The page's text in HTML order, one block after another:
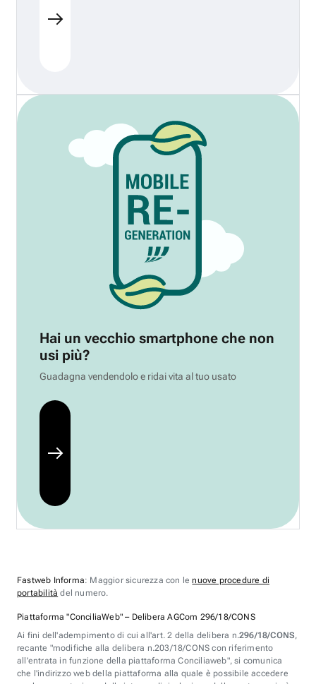
Hai un vecchio smartphone che non
usi più?
Guadagna vendendolo e ridai vita al tuo usato
Fastweb Informa: Maggior sicurezza con lenuove procedure di
portabilità del numero.
Piattaforma "ConciliaWeb" – Delibera AGCom 296/18/CONS
Ai fini dell'adempimento di cui all'art. 2 della delibera n.296/18/CONS,
recante "modifiche alla delibera n.203/18/CONS con riferimento
all'entrata in funzione della piattaforma Conciliaweb", si comunica
che l'indirizzo web della piattaforma alla quale è possibile accedere